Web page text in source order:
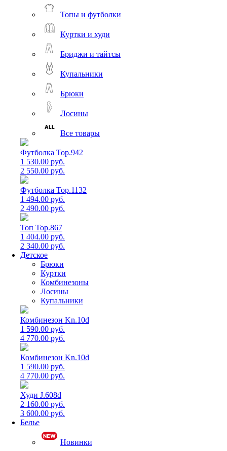
Топы и футболки
Куртки и худи
Бриджи и тайтсы
Купальники
Брюки
Лосины
Все товары
Футболка Top.942
1 530.00 руб.
2 550.00 руб.
Футболка Top.1132
1 494.00 руб.
2 490.00 руб.
Топ Top.867
1 404.00 руб.
2 340.00 руб.
Детское
Брюки
Куртки
Комбинезоны
Лосины
Купальники
Комбинезон Kn.10d
1 590.00 руб.
4 770.00 руб.
Комбинезон Kn.10d
1 590.00 руб.
4 770.00 руб.
Худи J.608d
2 160.00 руб.
3 600.00 руб.
Белье
Новинки